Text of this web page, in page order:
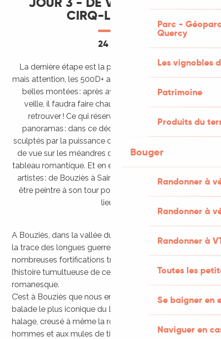
Parc -
Quercy
Les vignobles
Patrimoine
Produits du
Bouger
Randonner à
Randonner à
Randonner à
Toutes les
Se baigner en
Naviguer en
CIRQ-LAPOPIE
24 km
La dernière étape est la plus courte, 24 kilomètres,
mais attention, les 500D+ annoncés recèlent quelques
belles montées : après avoir quitté les Causses la
veille, il faudra faire chauffer les mollets pour les
retrouver ! Ce qui réserve quelques très beaux
panoramas : dans ce décor de plateaux calcaires
sculptés par la puissance des rivières, plusieurs points
de vue sur les méandres de la vallée ont des airs de
tableau romantique. Et en effet, ce chemin a inspiré les
artistes : de Bouziès à Saint-Cirq-Lapopie, il faudrait
être peintre à son tour pour croquer la majesté des
lieux !
A Bouziès, dans la vallée du Lot, les falaises gardent
la trace des longues guerres contre les Anglais : de
nombreuses fortifications troglodytes rappellent
l’histoire tumultueuse de cette Aquitaine médiévale
romanesque.
C’est à Bouziès que nous empruntons le sentier de
balade le plus iconique du Lot : le célèbre chemin de
halage, creusé à même la roche afin de permettre aux
hommes et aux mules de tirer depuis la rive les barges